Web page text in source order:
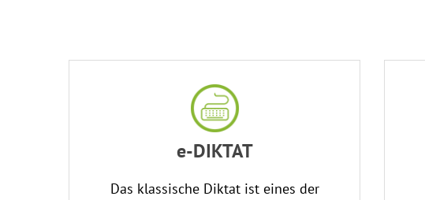
e-DIKTAT
Das klassische Diktat ist eines der